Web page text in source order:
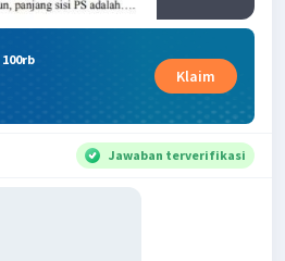
Klaim
Jawaban terverifikasi